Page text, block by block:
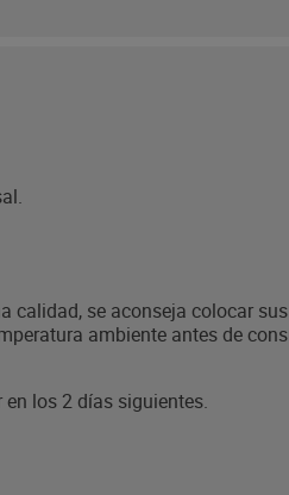
calidad, se aconseja colocar
ambiente antes de
en los 2 días siguientes.